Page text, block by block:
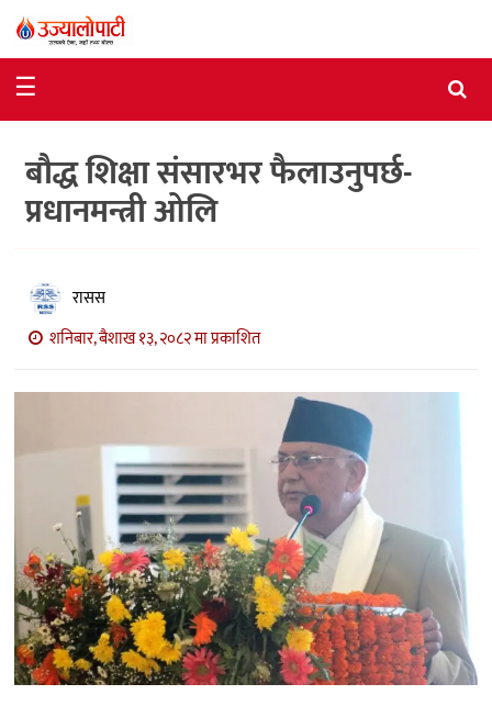
राजनीति
विशेष
आर्थिक
अन्तर्वार्ता
मनोरञ्जन
विज्ञान
अन्य
☰
बौद्ध शिक्षा संसारभर फैलाउनुपर्छ-
प्रधानमन्त्री ओलि
रासस
शनिबार, बैशाख १३, २०८२ मा प्रकाशित